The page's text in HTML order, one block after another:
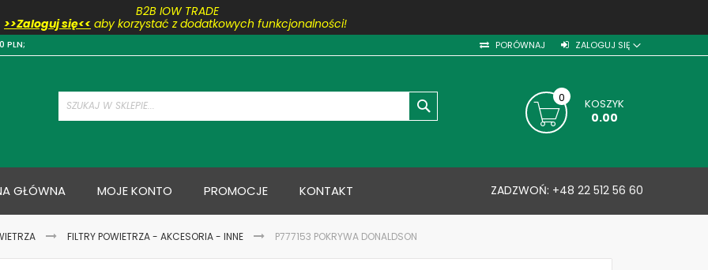
PLN;
do
PORÓWNAJ ZALOGUJ SIĘ
B2B IOW TRADE
>>Zaloguj się<< aby korzystać z dodatkowych funkcjonalności!
KOSZYK
0.00
0
GŁÓWNA MOJE KONTO PROMOCJE KONTAKT ZADZWOŃ: +48 22 512 56 60
FILTRY POWIETRZA - AKCESORIA - INNE P777153 POKRYWA DONALDSON